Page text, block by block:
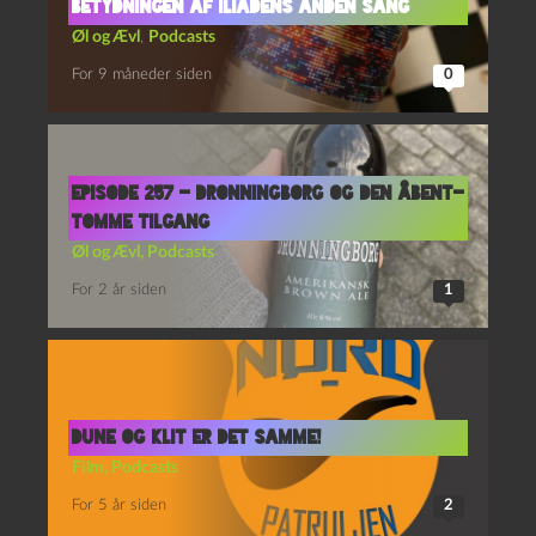
Betydningen af Iliadens Anden Sang
Øl og Ævl , Podcasts
For 9 måneder siden 0
Episode 257 – Dronningborg og Den Åbent-
Tomme Tilgang
Øl og Ævl , Podcasts
For 2 år siden 1
Dune og Klit er det samme!
Film, Podcasts
For 5 år siden 2